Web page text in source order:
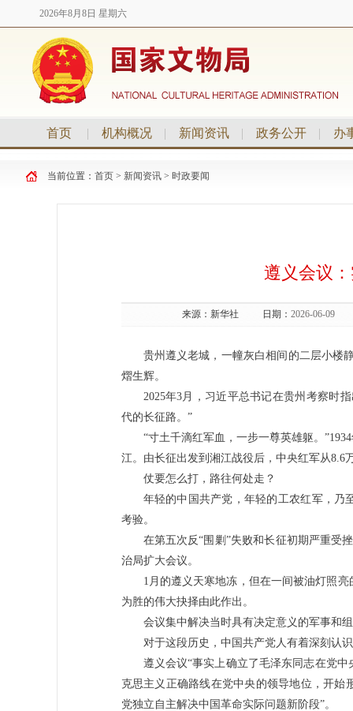
2026年8月8日 星期六
首页 | 机构概况 | 新闻资讯 | 政务公开 | 办
当前位置： 首页 > 新闻资讯 > 时政要闻
遵义会议
来源： 新华社 日期： 2026-06-09
贵州遵义老城，一幢灰白相间的二层小楼
熠生辉。
2025年3月，习近平总书记在贵州考察时
代的长征路。”
“寸土千滴红军血，一步一尊英雄躯。
江。由长征出发到湘江战役后，中央红军从8.6
仗要怎么打，路往何处走？
年轻的中国共产党，年轻的工农红军，乃
考验。
在第五次反“围剿”失败和长征初期严重受
治局扩大会议。
1月的遵义天寒地冻，但在一间被油灯照
为胜的伟大抉择由此作出。
会议集中解决当时具有决定意义的军事和
对于这段历史，中国共产党人有着深刻认
遵义会议“事实上确立了毛泽东同志在党
克思主义正确路线在党中央的领导地位，开
党独立自主解决中国革命实际问题新阶段”。